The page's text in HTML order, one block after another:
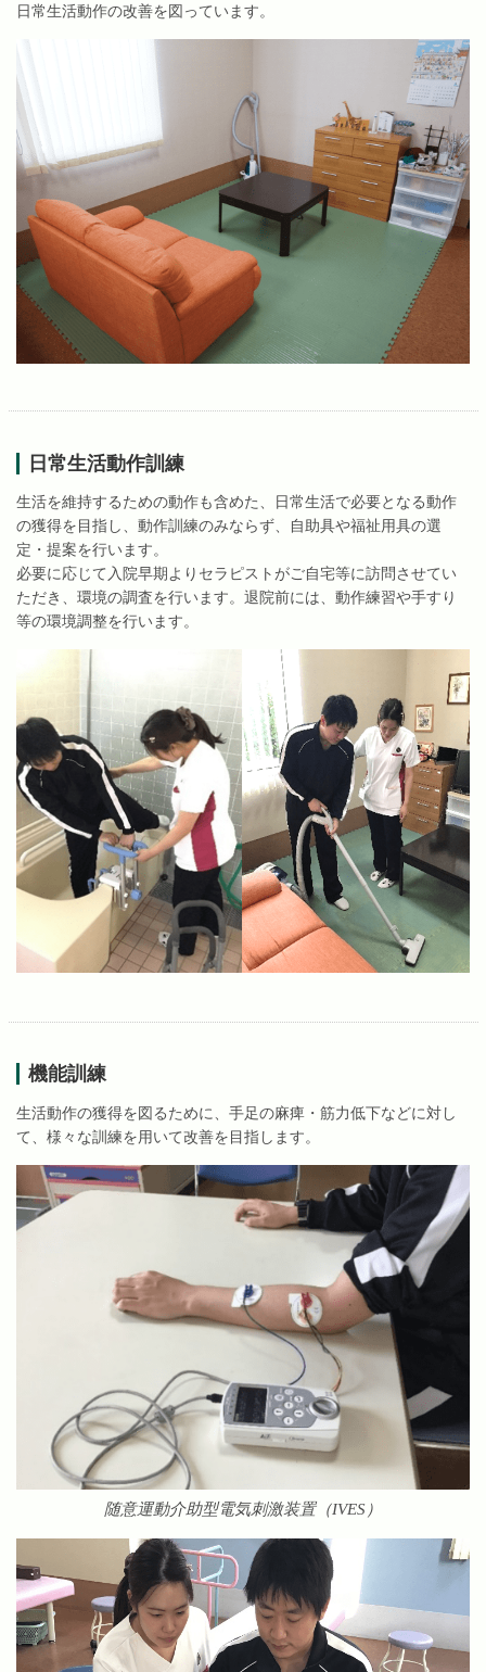
日常生活動作の改善を図っています。
日常生活動作訓練
生活を維持するための動作も含めた、日常生活で必要となる動作
の獲得を目指し、動作訓練のみならず、自助具や福祉用具の選
定・提案を行います。
必要に応じて入院早期よりセラピストがご自宅等に訪問させてい
ただき、環境の調査を行います。退院前には、動作練習や手すり
等の環境調整を行います。
機能訓練
生活動作の獲得を図るために、手足の麻痺・筋力低下などに対し
て、様々な訓練を用いて改善を目指します。
随意運動介助型電気刺激装置（IVES）